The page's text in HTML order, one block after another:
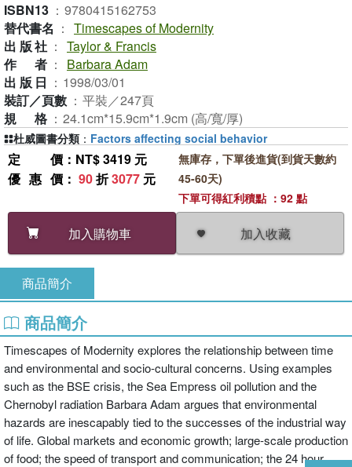
ISBN13 ： 9780415162753
替代書名 ： Timescapes of Modernity
出版社 ： Taylor & Francis
作者 ：
Barbara Adam
出版日 ： 1998/03/01
裝訂／頁數 ： 平裝／247頁
規格 ： 24.1cm*15.9cm*1.9cm (高/寬/厚)
定價 ：NT$ 3419 元
優惠價 ： 90折3077 元
加入購物車 加入收藏
無庫存，下單後進貨(到貨天數約
45-60天)
下單可得紅利積點 ：92 點
杜威圖書分類 ： Factors affecting social behavior
商品簡介
商品簡介
Timescapes of Modernity explores the relationship between time
and environmental and socio-cultural concerns. Using examples
such as the BSE crisis, the Sea Empress oil pollution and the
Chernobyl radiation Barbara Adam argues that environmental
hazards are inescapably tied to the successes of the industrial way
of life. Global markets and economic growth; large-scale production
of food; the speed of transport and communication; the 24 hour